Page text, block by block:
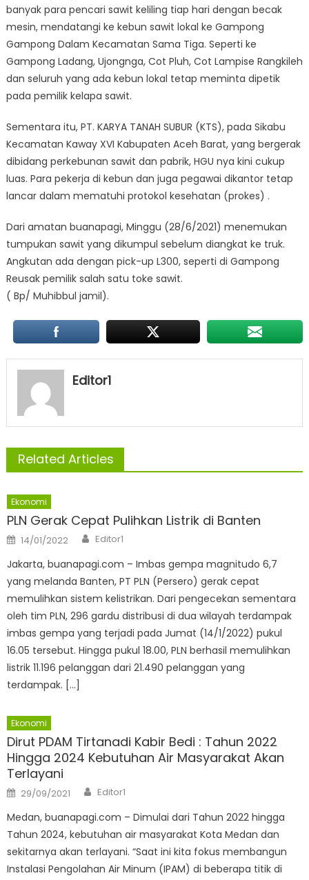
banyak para pencari sawit keliling tiap hari dengan becak
mesin, mendatangi ke kebun sawit lokal ke Gampong
Gampong Dalam Kecamatan Sama Tiga. Seperti ke
Gampong Ladang, Ujongnga, Cot Pluh, Cot Lampise Rangkileh
dan seluruh yang ada kebun lokal tetap meminta dipetik
pada pemilik kelapa sawit.
Sementara itu, PT. KARYA TANAH SUBUR (KTS), pada Sikabu
Kecamatan Kaway XVI Kabupaten Aceh Barat, yang bergerak
dibidang perkebunan sawit dan pabrik, HGU nya kini cukup
luas. Para pekerja di kebun dan juga pegawai dikantor tetap
lancar dalam mematuhi protokol kesehatan (prokes) .
Dari amatan buanapagi, Minggu (28/6/2021) menemukan
tumpukan sawit yang dikumpul sebelum diangkat ke truk.
Angkutan ada dengan pick-up L300, seperti di Gampong
Reusak pemilik salah satu toke sawit.
( Bp/ Muhibbul jamil).
Editor1
Related Articles
Ekonomi
PLN Gerak Cepat Pulihkan Listrik di Banten
Posted
on
14/01/2022 Author
Editor1
Jakarta, buanapagi.com – Imbas gempa magnitudo 6,7
yang melanda Banten, PT PLN (Persero) gerak cepat
memulihkan sistem kelistrikan. Dari pengecekan sementara
oleh tim PLN, 296 gardu distribusi di dua wilayah terdampak
imbas gempa yang terjadi pada Jumat (14/1/2022) pukul
16.05 tersebut. Hingga pukul 18.00, PLN berhasil memulihkan
listrik 11.196 pelanggan dari 21.490 pelanggan yang
terdampak. […]
Ekonomi
Dirut PDAM Tirtanadi Kabir Bedi : Tahun 2022
Hingga 2024 Kebutuhan Air Masyarakat Akan
Terlayani
Posted
on
29/09/2021 Author
Editor1
Medan, buanapagi.com – Dimulai dari Tahun 2022 hingga
Tahun 2024, kebutuhan air masyarakat Kota Medan dan
sekitarnya akan terlayani. “Saat ini kita fokus membangun
Instalasi Pengolahan Air Minum (IPAM) di beberapa titik di